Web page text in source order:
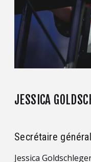
JESSICA
Secrétaire
Jessica